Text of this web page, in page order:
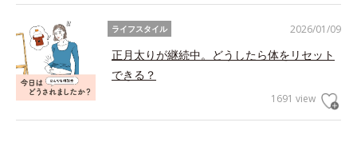
2026/01/09
ライフスタイル
正月太りが継続中。どうしたら体をリセット
できる？
1691 view